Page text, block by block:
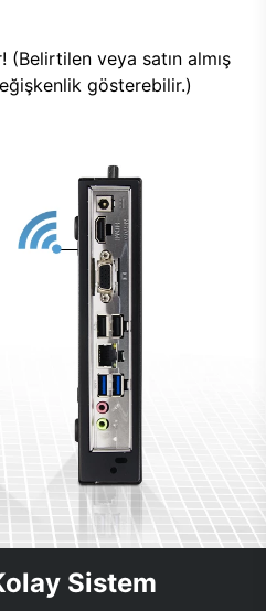
veya satın almış
gösterebilir.)
Sistem